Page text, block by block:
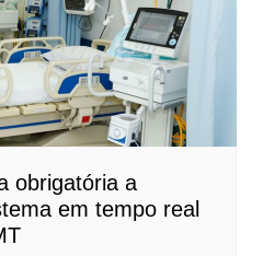
obrigatória a
em tempo real